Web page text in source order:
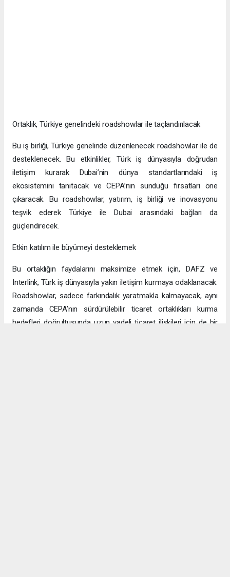
Ortaklık, Türkiye genelindeki roadshowlar ile taçlandırılacak
Bu iş birliği, Türkiye genelinde düzenlenecek roadshowlar ile de
desteklenecek. Bu etkinlikler, Türk iş dünyasıyla doğrudan
iletişim kurarak Dubai’nin dünya standartlarındaki iş
ekosistemini tanıtacak ve CEPA’nın sunduğu fırsatları öne
çıkaracak. Bu roadshowlar, yatırım, iş birliği ve inovasyonu
teşvik ederek Türkiye ile Dubai arasındaki bağları da
güçlendirecek.
Etkin katılım ile büyümeyi desteklemek
Bu ortaklığın faydalarını maksimize etmek için, DAFZ ve
Interlink, Türk iş dünyasıyla yakın iletişim kurmaya odaklanacak.
Roadshowlar, sadece farkındalık yaratmakla kalmayacak, aynı
zamanda CEPA’nın sürdürülebilir ticaret ortaklıkları kurma
hedefleri doğrultusunda uzun vadeli ticaret ilişkileri için de bir